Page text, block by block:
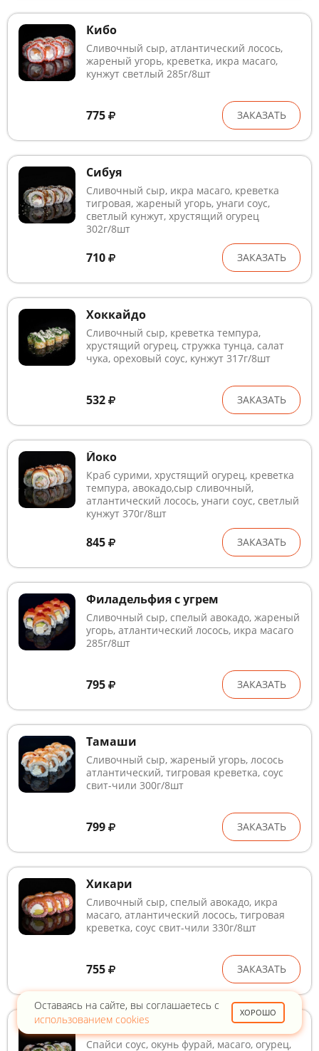
Кибо
Сливочный сыр, атлантический лосось,
жареный угорь, креветка, икра масаго,
кунжут светлый 285г/8шт
775 ЗАКАЗАТЬ
Сибуя
Сливочный сыр, икра масаго, креветка
тигровая, жареный угорь, унаги соус,
светлый кунжут, хрустящий огурец
302г/8шт
710 ЗАКАЗАТЬ
Хоккайдо
Сливочный сыр, креветка темпура,
хрустящий огурец, стружка тунца, салат
чука, ореховый соус, кунжут 317г/8шт
532 ЗАКАЗАТЬ
Йоко
Краб сурими, хрустящий огурец, креветка
темпура, авокадо,сыр сливочный,
атлантический лосось, унаги соус, светлый
кунжут 370г/8шт
845 ЗАКАЗАТЬ
Филадельфия с угрем
Сливочный сыр, спелый авокадо, жареный
угорь, атлантический лосось, икра масаго
285г/8шт
795 ЗАКАЗАТЬ
Тамаши
Сливочный сыр, жареный угорь, лосось
атлантический, тигровая креветка, соус
свит-чили 300г/8шт
799 ЗАКАЗАТЬ
Хикари
Сливочный сыр, спелый авокадо, икра
масаго, атлантический лосось, тигровая
креветка, соус свит-чили 330г/8шт
755 ЗАКАЗАТЬ
Магуро спайси
Спайси соус, окунь фурай, масаго, огурец,
Оставаясь на сайте, вы соглашаетесь с
использованием cookies
ХОРОШО